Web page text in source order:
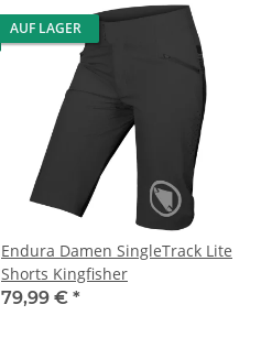
AUF LAGER
Endura Damen SingleTrack Lite
Shorts Kingfisher
79,99 € *